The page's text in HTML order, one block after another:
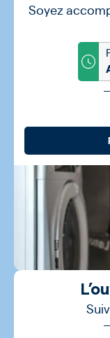
Soyez